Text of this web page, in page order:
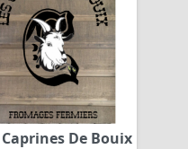
Caprines De Bouix